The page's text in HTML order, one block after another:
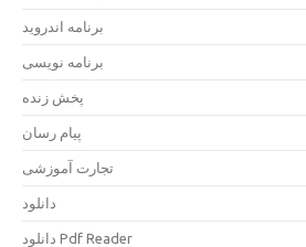
برنامه اندروید
برنامه نویسی
پخش زنده
پیام رسان
تجارت آموزشی
دانلود
دانلود Pdf Reader